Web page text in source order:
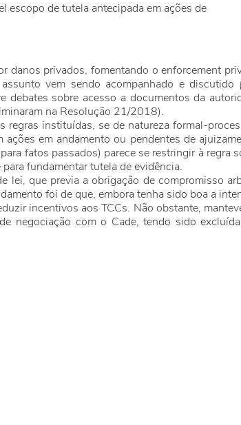
escopo de tutela antecipada em ações de
danos privados, fomentando o enforcement
vem sendo acompanhado e discutido
sobre acesso a documentos da
na Resolução 21/2018).
instituídas, se de natureza formal-
em andamento ou pendentes de
fatos passados) parece se restringir à regra
fundamentar tutela de evidência.
lei, que previa a obrigação de compromisso
foi de que, embora tenha sido boa a
incentivos aos TCCs. Não obstante,
negociação com o Cade, tendo sido